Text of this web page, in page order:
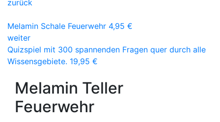
zurück
Melamin Schale Feuerwehr 4,95 €
weiter
Quizspiel mit 300 spannenden Fragen quer durch alle
Wissensgebiete. 19,95 €
Melamin Teller
Feuerwehr